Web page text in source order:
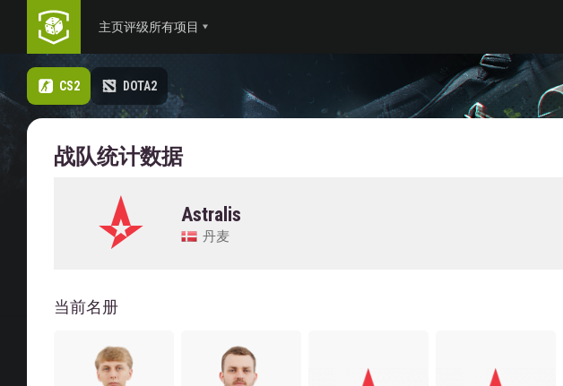
主页评级所有项目
CS2 DOTA2
战队统计数据
Astralis
丹麦
当前名册